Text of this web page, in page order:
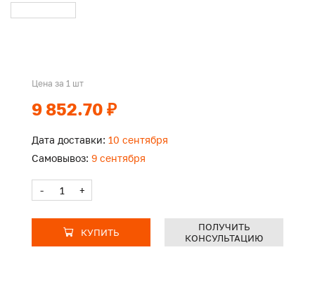
Цена за 1 шт
9 852.70 ₽
Дата доставки: 10 сентября
Самовывоз: 9 сентября
- +
КУПИТЬ
ПОЛУЧИТЬ
КОНСУЛЬТАЦИЮ